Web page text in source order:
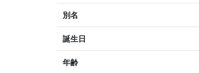
別名
誕生日
年齢